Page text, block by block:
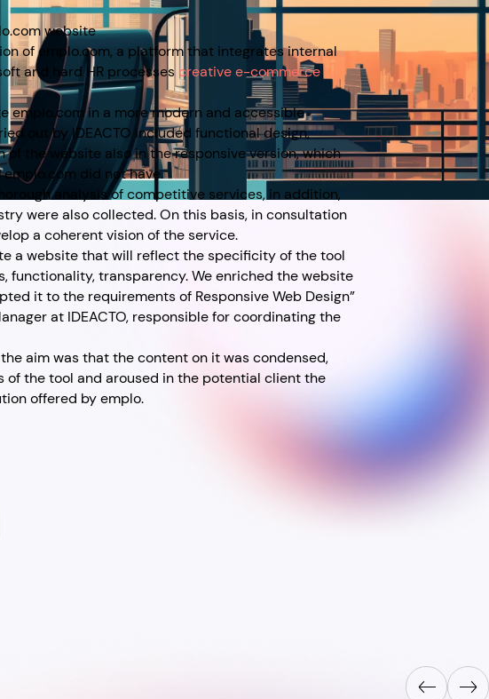
website
of emplo.com, a platform that integrates internal
and hard HR processes creative e-commerce
emplo.com in a more modern and accessible
out by IDEACTO included functional design,
the website also in the responsive version, which
did not have.
analysis of competitive services, in addition,
were also collected. On this basis, in consultation
a coherent vision of the service.
a website that will reflect the specificity of the tool
functionality, transparency. We enriched the website
it to the requirements of Responsive Web Design”
at IDEACTO, responsible for coordinating the
aim was that the content on it was condensed,
the tool and aroused in the potential client the
offered by emplo.